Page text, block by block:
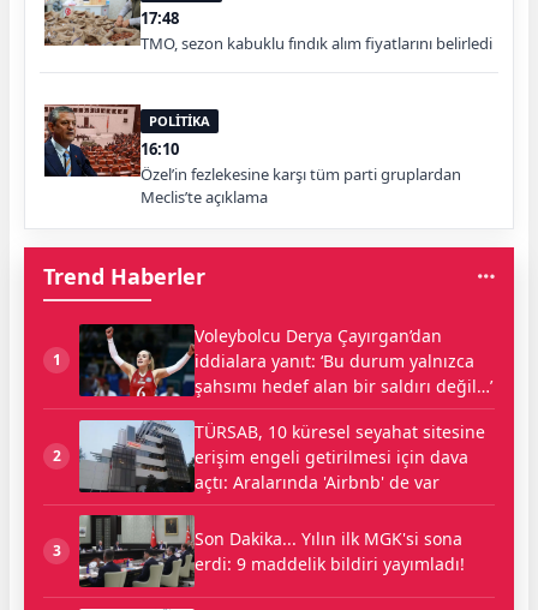
17:48
TMO, sezon kabuklu fındık alım fiyatlarını belirledi
POLİTİKA
16:10
Özel’in fezlekesine karşı tüm parti gruplardan
Meclis’te açıklama
Trend Haberler
1
Voleybolcu Derya Çayırgan’dan
iddialara yanıt: ‘Bu durum yalnızca
şahsımı hedef alan bir saldırı değil…’
2
TÜRSAB, 10 küresel seyahat sitesine
erişim engeli getirilmesi için dava
açtı: Aralarında 'Airbnb' de var
3
Son Dakika... Yılın ilk MGK'si sona
erdi: 9 maddelik bildiri yayımladı!